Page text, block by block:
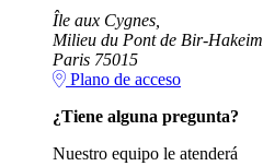
Île aux Cygnes,
Milieu du Pont de Bir-Hakeim,
Paris 75015
Plano de acceso
¿Tiene alguna pregunta?
Nuestro equipo le atenderá